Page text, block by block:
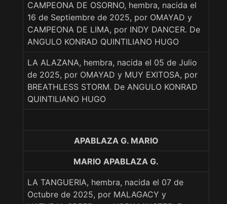
CAMPEONA DE OSORNO, hembra, nacida el
16 de Septiembre de 2025, por OMAYAD y
CAMPEONA DE LIMA, por INDY DANCER. De
ANGULO KONRAD QUINTILIANO HUGO
LA ALAZANA, hembra, nacida el 05 de Julio
de 2025, por OMAYAD y MUY EXITOSA, por
BREATHLESS STORM. De ANGULO KONRAD
QUINTILIANO HUGO
APABLAZA G. MARIO
MARIO APABLAZA G.
LA TANGUERIA, hembra, nacida el 07 de
Octubre de 2025, por MALAGACY y